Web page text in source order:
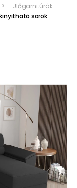
Ülőgarnitúrák
kinyitható sarok